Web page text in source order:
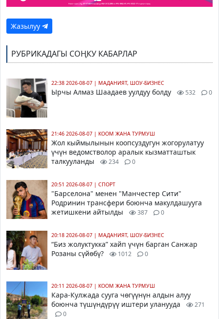
Жазылуу
РУБРИКАДАГЫ СОҢКУ КАБАРЛАР
22:38 2026-08-07 | МАДАНИЯТ, ШОУ-БИЗНЕС
Ырчы Алмаз Шаадаев уулдуу болду 532 0
21:46 2026-08-07 | КООМ ЖАНА ТУРМУШ
Жол кыймылынын коопсуздугун жогорулатуу
үчүн ведомстволор аралык кызматташтык
талкууланды
234 0
20:51 2026-08-07 | СПОРТ
"Барселона" менен "Манчестер Сити"
Родринин трансфери боюнча макулдашууга
жетишкени айтылды
387 0
20:18 2026-08-07 | МАДАНИЯТ, ШОУ-БИЗНЕС
“Биз жолуктукка” хайп үчүн барган Санжар
Розаны сүйөбү?
1012 0
20:11 2026-08-07 | КООМ ЖАНА ТУРМУШ
Кара-Кулжада сууга чөгүүнүн алдын алуу
боюнча түшүндүрүү иштери уланууда
271
0